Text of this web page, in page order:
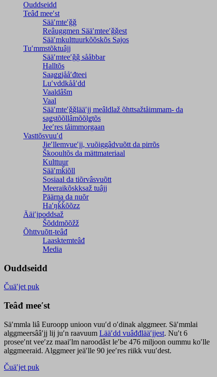
Ouddseidd
Teâđ meeʹst
Sääʹmteʹǧǧ
Reâuggmen Sääʹmteeʹǧǧest
Sääʹmkulttuurkõõskõs Sajos
Tuʹmmstõktuâjj
Sääʹmteeʹǧǧ sååbbar
Halltõs
Saaǥǥjååʹđteei
Luʹvddkååʹdd
Vaaldâšm
Vaal
Sääʹmteʹǧǧlääʹjj meâldlaž õhttsažtåimmam- da
saǥstõõllâmõõlǥtõs
Jeeʹres tåimmorgaan
Vasttõsvuuʹd
Jieʹllemvueʹjj, vuõiggâdvuõtt da pirrõs
Škooultõs da mättmateriaal
Kulttuur
Sääʹmǩiõll
Sosiaal da tiõrvâsvuõtt
Meeraikõskksaž tuâjj
Päärna da nuõr
Haʹŋǩǩõõzz
Ääiʹjpoddsaž
Šõddmõõžž
Õhttvuõtt-teâđ
Laasktemteâđ
Media
Ouddseidd
Čuäʹjet puk
Teâđ meeʹst
Säʹmmla liâ Euroopp unioon vuuʹd oʹdinak alggmeer. Säʹmmlai
alggmeersââʹjj lij juʹn raavuum Lääʹdd vuâđđlääʹjjest. Nuʹt 6
proseeʹnt veeʹzz maaiʹlm naroodâst leʹbe 476 miljoon oummu koʹlle
alggmeeraid. Alggmeer jeäʹlle 90 jeeʹres riikk vuuʹdest.
Čuäʹjet puk